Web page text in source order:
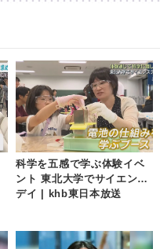
科学を五感で学ぶ体験イベ
ント 東北大学でサイエンス
デイ | khb東日本放送